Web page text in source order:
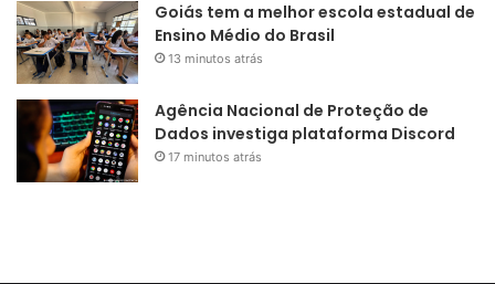
Goiás tem a melhor escola estadual de
Ensino Médio do Brasil
13 minutos atrás
Agência Nacional de Proteção de
Dados investiga plataforma Discord
17 minutos atrás